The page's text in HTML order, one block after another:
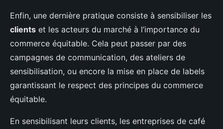
Enfin, une dernière pratique consiste à sensibiliser les
clients et les acteurs du marché à l’importance du
commerce équitable. Cela peut passer par des
campagnes de communication, des ateliers de
sensibilisation, ou encore la mise en place de labels
garantissant le respect des principes du commerce
équitable.
En sensibilisant leurs clients, les entreprises de café